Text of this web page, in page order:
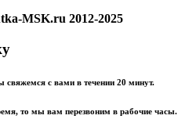
MSK.ru 2012-2025
свяжемся с вами в течении 20 минут.
то мы вам перезвоним в рабочие часы.